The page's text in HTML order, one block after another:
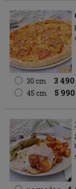
30 cm 3
45 cm 5